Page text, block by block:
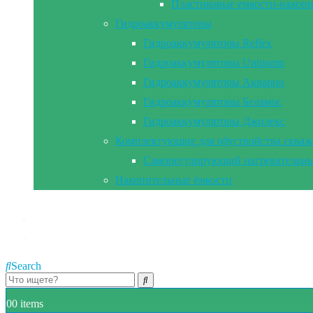
Пластиковые емкости-
Гидроаккумуляторы
Гидроаккумуляторы Reflex
Гидроаккумуляторы Unipump
Гидроаккумуляторы Акварио
Гидроаккумуляторы Беламос
Гидроаккумуляторы Джилекс
Комплектующие для обустройства
Саморегулирующий
Накопительные ёмкости
Search
00 items